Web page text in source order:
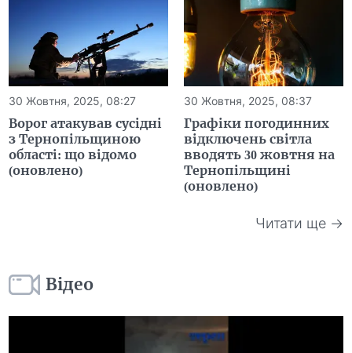
30 Жовтня, 2025, 08:27
Ворог атакував сусідні
з Тернопільщиною
області: що відомо
(оновлено)
30 Жовтня, 2025, 08:37
Графіки погодинних
відключень світла
вводять 30 жовтня на
Тернопільщині
(оновлено)
Читати ще →
Відео